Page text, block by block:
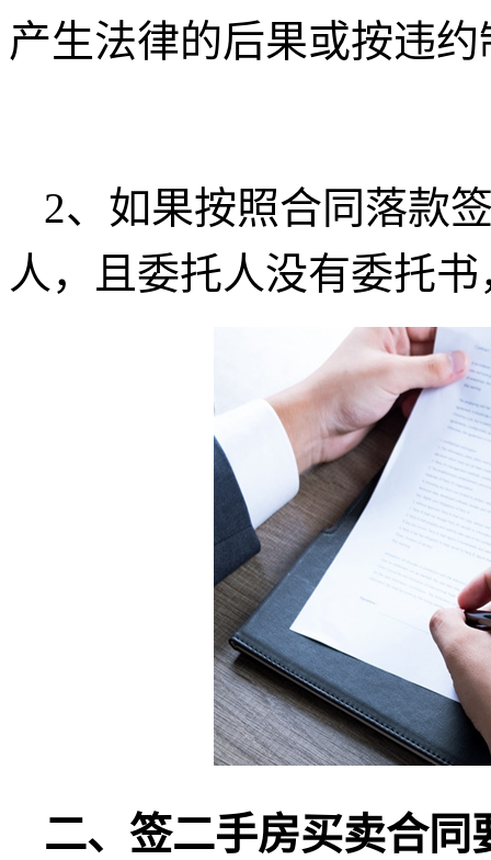
产生法律的后果或按违
2、如果按照合同落款
人，且委托人没有委托
二、签二手房买卖合同